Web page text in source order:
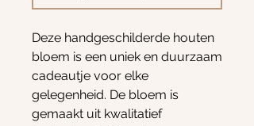
Deze handgeschilderde houten
bloem is een uniek en duurzaam
cadeautje voor elke
gelegenheid. De bloem is
gemaakt uit kwalitatief